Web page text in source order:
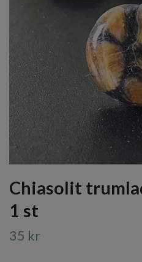
Chiasolit
1 st
35 kr